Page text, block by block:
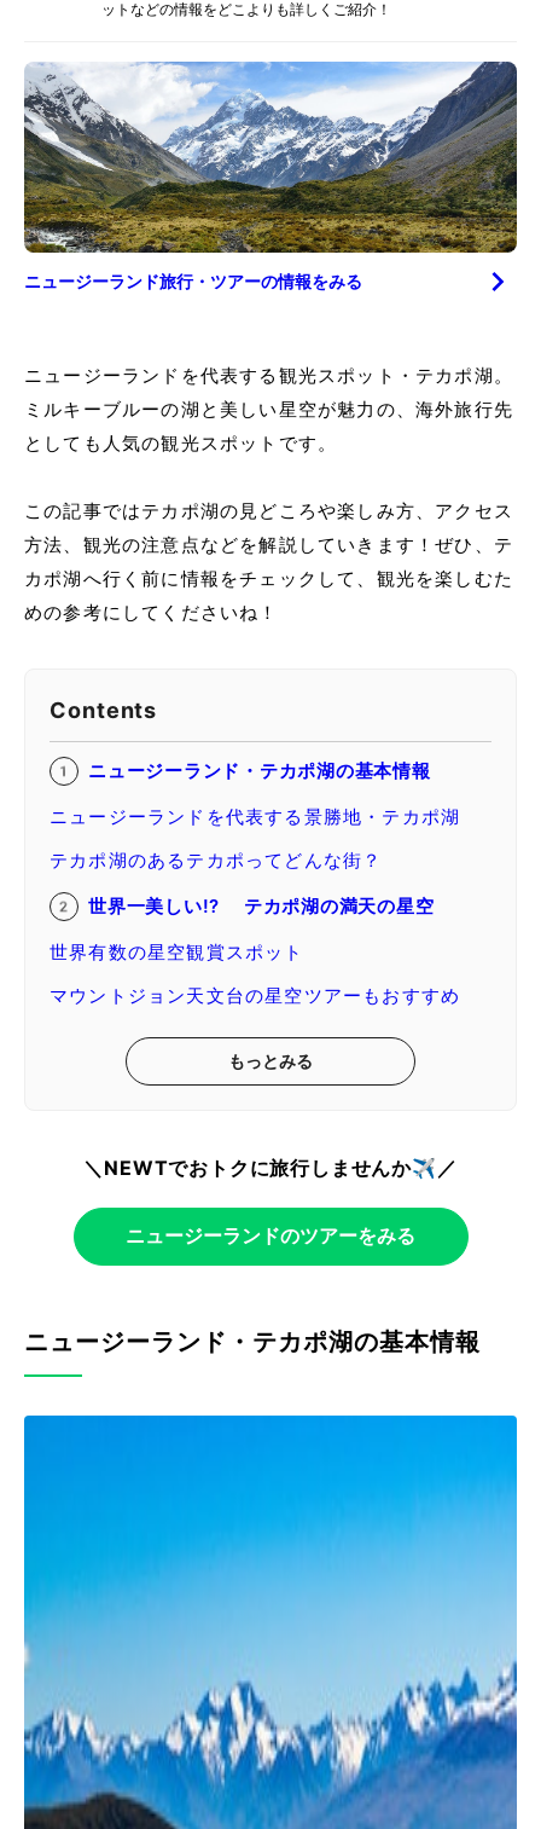
ットなどの情報をどこよりも詳しくご紹介！
ニュージーランド旅行・ツアーの情報をみる
ニュージーランドを代表する観光スポット・テカポ湖。
ミルキーブルーの湖と美しい星空が魅力の、海外旅行先
としても人気の観光スポットです。
この記事ではテカポ湖の見どころや楽しみ方、アクセス
方法、観光の注意点などを解説していきます！ぜひ、テ
カポ湖へ行く前に情報をチェックして、観光を楽しむた
めの参考にしてくださいね！
Contents
ニュージーランド・テカポ湖の基本情報
ニュージーランドを代表する景勝地・テカポ湖
テカポ湖のあるテカポってどんな街？
世界一美しい!? テカポ湖の満天の星空
世界有数の星空観賞スポット
マウントジョン天文台の星空ツアーもおすすめ
もっとみる
＼NEWTでおトクに旅行しませんか✈️／
ニュージーランドのツアーをみる
ニュージーランド・テカポ湖の基本情報